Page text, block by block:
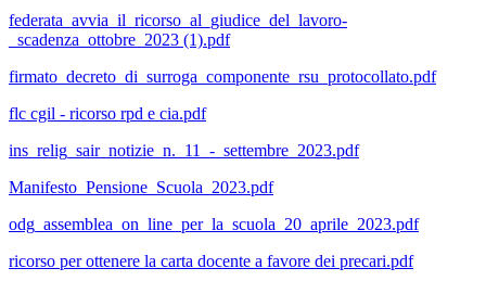
federata_avvia_il_ricorso_al_giudice_del_lavoro-
_scadenza_ottobre_2023 (1).pdf
firmato_decreto_di_surroga_componente_rsu_protocollato.pdf
flc cgil - ricorso rpd e cia.pdf
ins_relig_sair_notizie_n._11_-_settembre_2023.pdf
Manifesto_Pensione_Scuola_2023.pdf
odg_assemblea_on_line_per_la_scuola_20_aprile_2023.pdf
ricorso per ottenere la carta docente a favore dei precari.pdf